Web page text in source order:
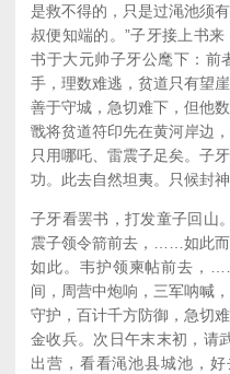
是救不得的，只是过渑池须
叔便知端的。”子牙接上书
书于大元帅子牙公麾下：前
手，理数难逃，贫道只有望
善于守城，急切难下，但他
戬将贫道符印先在黄河岸边
只用哪吒、雷震子足矣。子
功。此去自然坦夷。只候封
子牙看罢书，打发童子回山
震子领令箭前去，……如此
如此。韦护领柬帖前去，
间，周营中炮响，三军呐喊
守护，百计千方防御，急切
金收兵。次日午末末初，请
出营，看看渑池县城池，